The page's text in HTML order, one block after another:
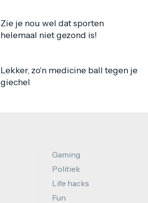
Zie je nou wel dat sporten
helemaal niet gezond is!
Lekker, zo'n medicine ball tegen je
giechel
Gaming
Politiek
Life hacks
Fun